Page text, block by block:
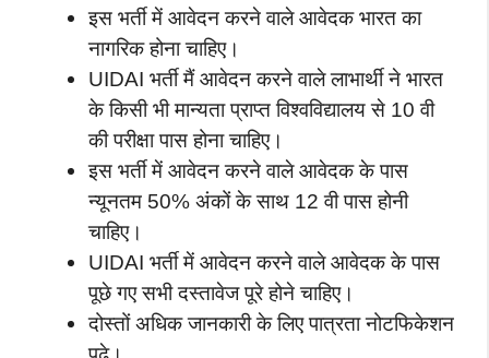
इस भर्ती में आवेदन करने वाले आवेदक भारत का
नागरिक होना चाहिए।
UIDAI भर्ती मैं आवेदन करने वाले लाभार्थी ने भारत
के किसी भी मान्यता प्राप्त विश्वविद्यालय से 10 वी
की परीक्षा पास होना चाहिए।
इस भर्ती में आवेदन करने वाले आवेदक के पास
न्यूनतम 50% अंकों के साथ 12 वी पास होनी
चाहिए।
UIDAI भर्ती में आवेदन करने वाले आवेदक के पास
पूछे गए सभी दस्तावेज पूरे होने चाहिए।
दोस्तों अधिक जानकारी के लिए पात्रता नोटफिकेशन